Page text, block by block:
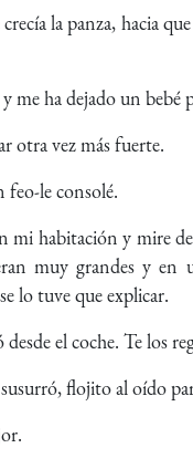
la panza, hacia
me ha dejado un bebé
otra vez más fuerte.
feo-le consolé.
mi habitación y mire
muy grandes y
lo tuve que explicar.
el coche. Te los
flojito al oído